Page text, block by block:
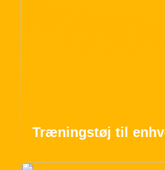
Træningstøj til